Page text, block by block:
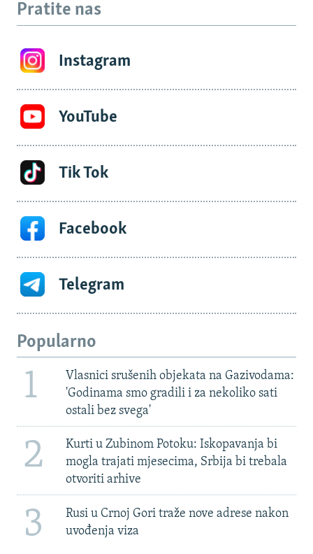
Pratite nas
Instagram
YouTube
Tik Tok
Facebook
Telegram
Popularno
1
Vlasnici srušenih objekata na Gazivodama:
'Godinama smo gradili i za nekoliko sati
ostali bez svega'
2
Kurti u Zubinom Potoku: Iskopavanja bi
mogla trajati mjesecima, Srbija bi trebala
otvoriti arhive
3
Rusi u Crnoj Gori traže nove adrese nakon
uvođenja viza